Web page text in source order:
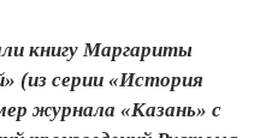
книгу Маргариты
(из серии «История
журнала «Казань» с